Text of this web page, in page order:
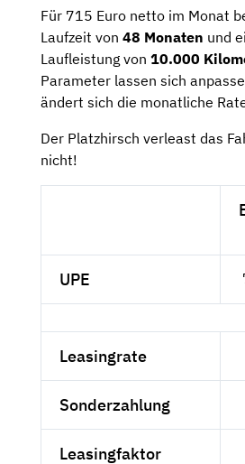
Für 715 Euro netto im Monat
Laufzeit von 48 Monaten und
Laufleistung von 10.000
Parameter lassen sich
ändert sich die monatliche
Der Platzhirsch verleast das
nicht!
UPE
Leasingrate
Sonderzahlung
Leasingfaktor